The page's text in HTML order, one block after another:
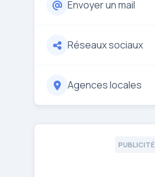
Envoyer un mail
Réseaux sociaux
Agences locales
PUBLICITÉ